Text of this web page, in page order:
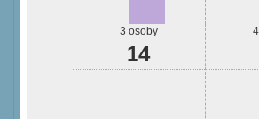
3 osoby
14